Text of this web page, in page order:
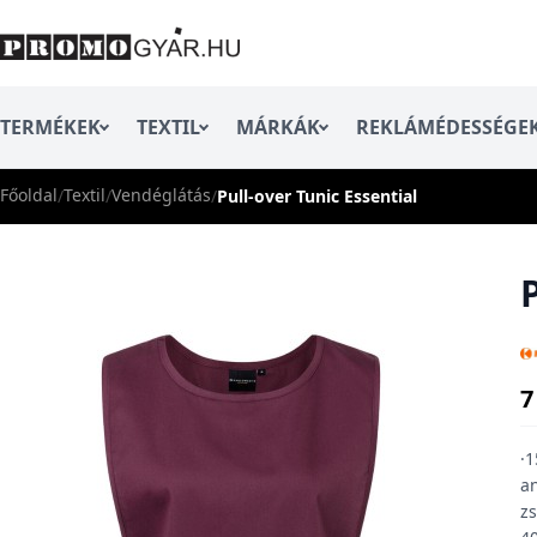
TERMÉKEK TEXTIL MÁRKÁK
Főoldal/Textil/Vendéglátás/Pull-over Tunic Essential